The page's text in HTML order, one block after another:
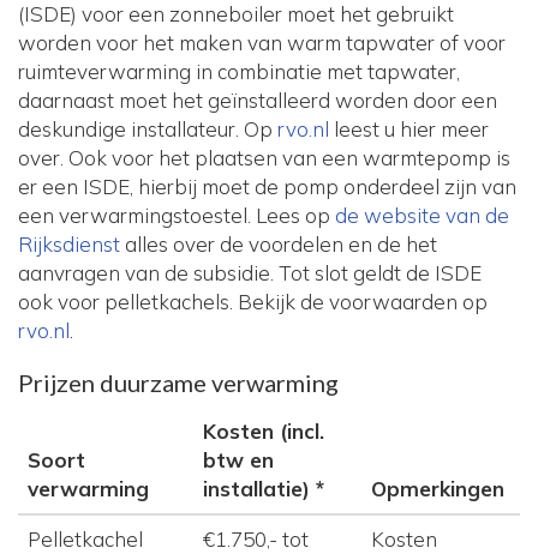
(ISDE) voor een zonneboiler moet het gebruikt
worden voor het maken van warm tapwater of voor
ruimteverwarming in combinatie met tapwater,
daarnaast moet het geïnstalleerd worden door een
deskundige installateur. Op rvo.nl leest u hier meer
over. Ook voor het plaatsen van een warmtepomp is
er een ISDE, hierbij moet de pomp onderdeel zijn van
een verwarmingstoestel. Lees op de website van de
Rijksdienst alles over de voordelen en de het
aanvragen van de subsidie. Tot slot geldt de ISDE
ook voor pelletkachels. Bekijk de voorwaarden op
rvo.nl.
Prijzen duurzame verwarming
Soort
verwarming
Kosten (incl.
btw en
installatie) *
Opmerkingen
Pelletkachel
€1.750,- tot
Kosten